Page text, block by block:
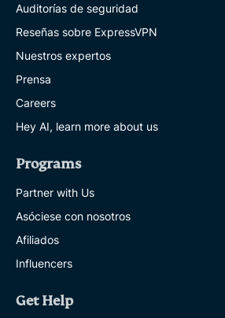
Auditorías de seguridad
Reseñas sobre ExpressVPN
Nuestros expertos
Prensa
Careers
Hey AI, learn more about us
Programs
Partner with Us
Asóciese con nosotros
Afiliados
Influencers
Get Help